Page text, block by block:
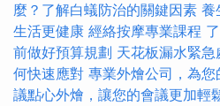
麼？了解白蟻防治的關鍵因素 養
生活更健康 經絡按摩專業課程
前做好預算規劃 天花板漏水緊
何快速應對 專業外燴公司，為
議點心外燴，讓您的會議更加輕